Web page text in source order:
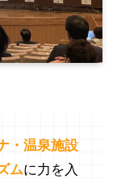
・温泉施設
ムに力を入